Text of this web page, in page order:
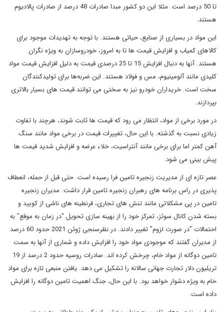
تا 50 درصد است. مثلا این دو کشور مبدا صادرات 48 درصد از صادرات پالادیوم
هستند.
این مواد در بسیاری از صنایع، حیاتی هستند. با توجه به تهدیدات موجود برای
کالاهای کمیاب و افزایش قیمت ها تا به امروز، خودروسازان به ویژه نگران
هستند. آنها به دنبال افزایش 15 تا 25 درصدی قیمت به دلیل افزایش قیمت مواد
کلیدی مانند آلومینیوم، مس و فولاد هستند. این ضربه‌ها برای تولیدکنندگان
سخت است. خریداران خودرو نیز به سختی می توانند قیمت های بسیار بالاتری
بپردازند.
در مورد برخی از مواد، انتظار می رود که قیمت ها ثابت شوند، هرچند با تفاوت
زیادی نسبت به گذشته. با این حال، تغییرات قیمت در برخی مواد مانند سنگ
آهن کمتر اما برای برخی مانند آنتراسیت، خلاء عرضه و افزایش شدید قیمت ها
پیش بینی می شود.
عصر تازه ای از مدیریت زنجیره تامین فرا رسیده است. حتی قبل از حمله، انعطاف
پذیری در راس برنامه های رهبران زنجیره تامین قرار داشت. مدیران زنجیره
تامین در پی مشکلاتی مانند تنش های تجاری، قرنطینه های ناشی از کویید و
بسته شدن کانال سوئز، تمرکز خود را از بهینه سازی تحویل "در زمان به موقع" به
احتمالات "در صورت لزوم" تغییر دادند. در نظرسنجی ژوئن 2021 حدود 60 درصد
از مدیران گفتند که موجودی مواد خود را افزایش داده و شماری از آنها به سمت
تامین دوگانه از مواد خام، چرخش کرده اند. صادرات روسیه حدود 2 درصد از 19
تریلیون دلار تجارت جهانی سالانه را تشکیل می دهد. یافتن منبعی تازه برای مواد
خام به ویژه دشوار خواهد بود. با این حال، جنگ اهمیت تامین دوگانه را افزایش
داده است.